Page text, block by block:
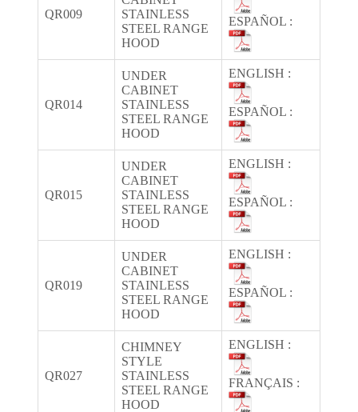
QR009
STAINLESS
STEEL RANGE
HOOD
ESPAÑOL :
QR014
UNDER
CABINET
STAINLESS
STEEL RANGE
HOOD
ENGLISH :
ESPAÑOL :
QR015
UNDER
CABINET
STAINLESS
STEEL RANGE
HOOD
ENGLISH :
ESPAÑOL :
QR019
UNDER
CABINET
STAINLESS
STEEL RANGE
HOOD
ENGLISH :
ESPAÑOL :
QR027
CHIMNEY
STYLE
STAINLESS
STEEL RANGE
HOOD
ENGLISH :
FRANÇAIS :